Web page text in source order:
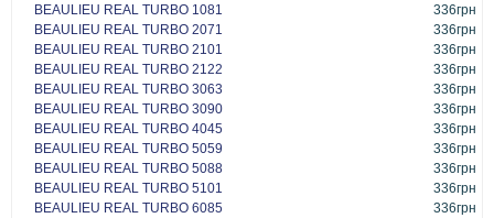
BEAULIEU REAL TURBO 1081
336грн
BEAULIEU REAL TURBO 2071
336грн
BEAULIEU REAL TURBO 2101
336грн
BEAULIEU REAL TURBO 2122
336грн
BEAULIEU REAL TURBO 3063
336грн
BEAULIEU REAL TURBO 3090
336грн
BEAULIEU REAL TURBO 4045
336грн
BEAULIEU REAL TURBO 5059
336грн
BEAULIEU REAL TURBO 5088
336грн
BEAULIEU REAL TURBO 5101
336грн
BEAULIEU REAL TURBO 6085
336грн